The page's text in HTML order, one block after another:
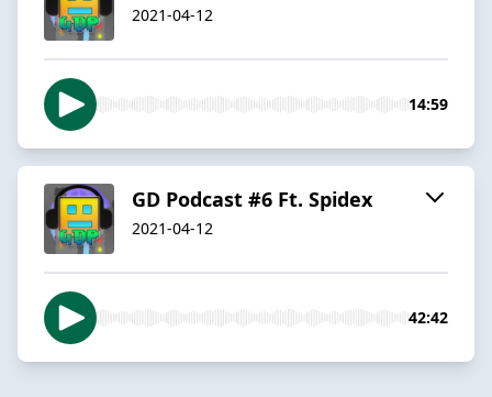
2021-04-12
14:59
GD Podcast #6 Ft. Spidex
2021-04-12
42:42